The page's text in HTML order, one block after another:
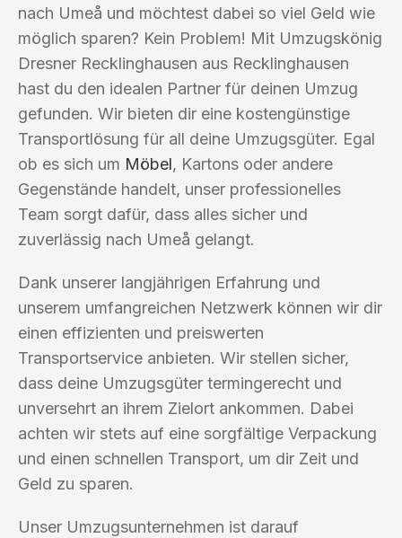
nach Umeå und möchtest dabei so viel Geld wie
möglich sparen? Kein Problem! Mit Umzugskönig
Dresner Recklinghausen aus Recklinghausen
hast du den idealen Partner für deinen Umzug
gefunden. Wir bieten dir eine kostengünstige
Transportlösung für all deine Umzugsgüter. Egal
ob es sich um Möbel, Kartons oder andere
Gegenstände handelt, unser professionelles
Team sorgt dafür, dass alles sicher und
zuverlässig nach Umeå gelangt.
Dank unserer langjährigen Erfahrung und
unserem umfangreichen Netzwerk können wir dir
einen effizienten und preiswerten
Transportservice anbieten. Wir stellen sicher,
dass deine Umzugsgüter termingerecht und
unversehrt an ihrem Zielort ankommen. Dabei
achten wir stets auf eine sorgfältige Verpackung
und einen schnellen Transport, um dir Zeit und
Geld zu sparen.
Unser Umzugsunternehmen ist darauf